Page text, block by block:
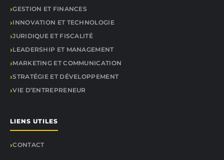
GESTION ET FINANCES
INNOVATION ET TECHNOLOGIE
JURIDIQUE ET FISCALITÉ
LEADERSHIP ET MANAGEMENT
MARKETING ET COMMUNICATION
STRATÉGIE ET DÉVELOPPEMENT
VIE D’ENTREPRENEUR
LIENS UTILES
CONTACT